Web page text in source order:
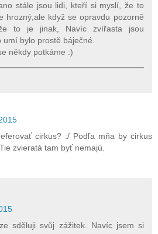
stále jsou lidi, kteří si myslí, že to
hrozný,ale když se opravdu pozorně
to je jinak, Navíc zvířasta jsou
umí bylo prostě báječné.
někdy potkáme :)
cirkus? :/ Podľa mňa by cirkus
zvieratá tam byť nemajú.
sděluji svůj zážitek. Navíc jsem si